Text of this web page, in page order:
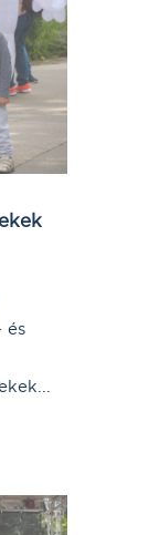
és